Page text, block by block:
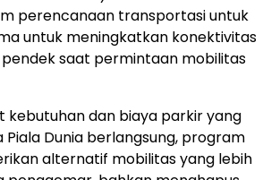
perencanaan transportasi untuk
untuk meningkatkan konektivitas
saat permintaan mobilitas
kebutuhan dan biaya parkir yang
Piala Dunia berlangsung, program
alternatif mobilitas yang lebih